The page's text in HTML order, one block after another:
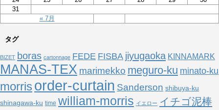
« 7月
31
タグ
BIZET boras cartonnage FEDE FISBA jiyugaoka KINNAMARK
MANAS-TEX marimekko meguro-ku minato-ku
morris order-curtain Sanderson shibuya-ku
shinagawa-ku time william-morris イエロー イチゴ泥棒